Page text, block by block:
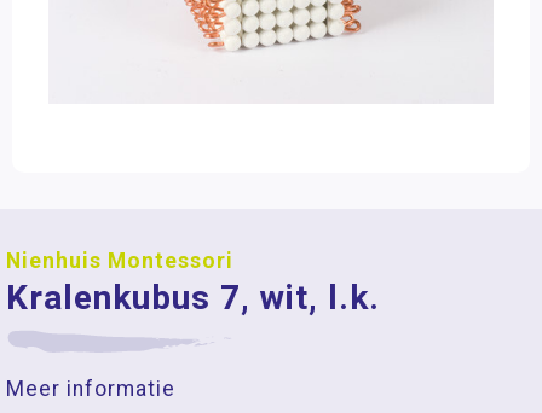
Nienhuis Montessori
Kralenkubus 7, wit, l.k.
Meer informatie